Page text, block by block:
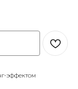
эффектом